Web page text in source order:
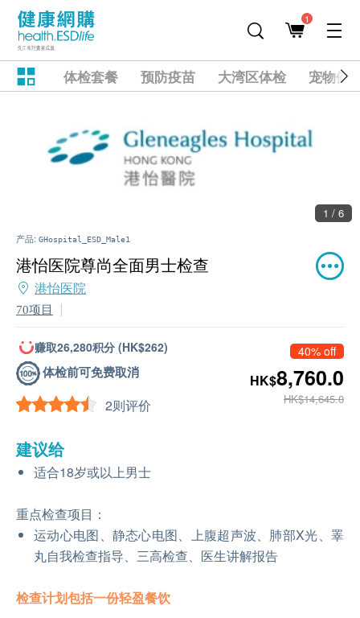
1
体检套餐 预防疫苗 大湾区体检 宠物健
1 / 6
产品: GHospital_ESD_Male1
港怡医院尊尚全面男士检查
港怡医院
70项目
赚取26,280积分 (HK$262)
体检前可免费取消
2则评价
40% off
HK$8,760.0
HK$14,645.0
建议给
适合18岁或以上男士
重点检查项目：
运动心电图、静态心电图、上腹超声波、肺部X光、睪
丸自我检查指导、三高检查、医生讲解报告
检查计划包括一份轻盈餐饮